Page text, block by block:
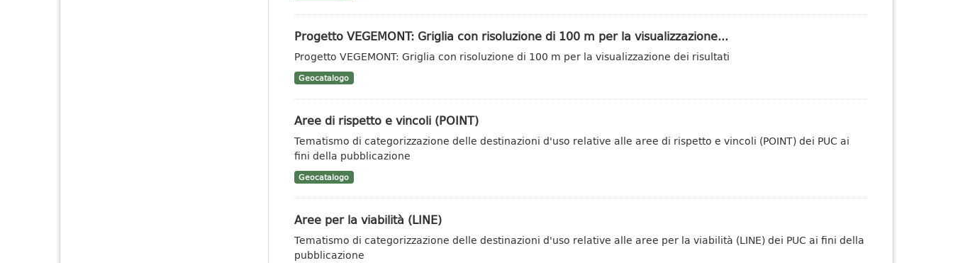
Progetto VEGEMONT: Griglia con risoluzione di 100 m per la visualizzazione...
Progetto VEGEMONT: Griglia con risoluzione di 100 m per la visualizzazione dei risultati
Geocatalogo
Aree di rispetto e vincoli (POINT)
Tematismo di categorizzazione delle destinazioni d'uso relative alle aree di rispetto e vincoli (POINT) dei PUC ai
fini della pubblicazione
Geocatalogo
Aree per la viabilità (LINE)
Tematismo di categorizzazione delle destinazioni d'uso relative alle aree per la viabilità (LINE) dei PUC ai fini della
pubblicazione